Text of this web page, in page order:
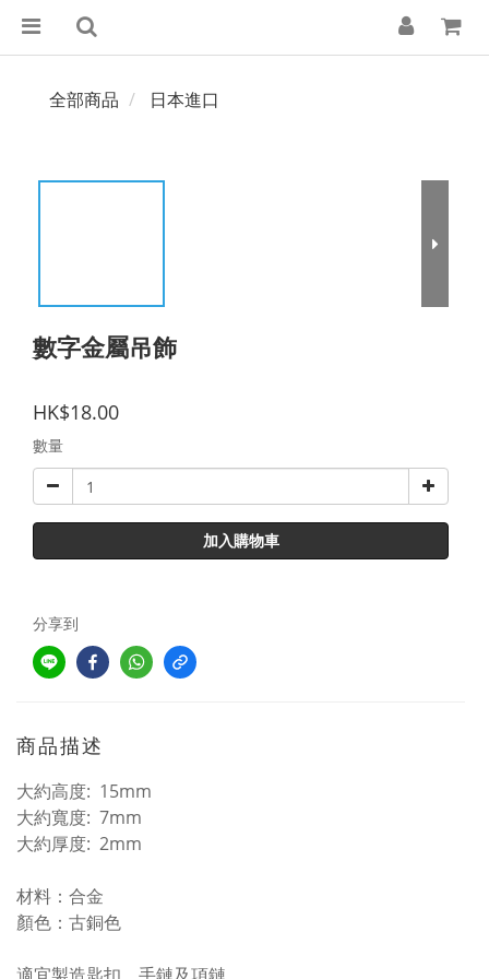
全部商品 日本進口
數字金屬吊飾
HK$18.00
數量
加入購物車
分享到
商品描述
大約高度: 15mm
大約寬度: 7mm
大約厚度: 2mm
材料：合金
顏色：古銅色